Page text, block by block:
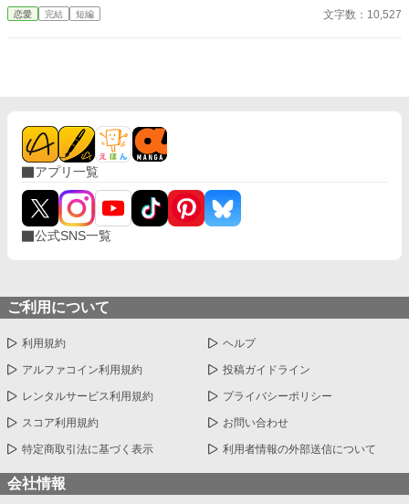
き込まれたメリアだったが、彼女は異母妹の幸せのために一肌脱
ぐことにした。
恋愛 完結 短編 文字数：10,527
アプリ一覧
公式SNS一覧
ご利用について
利用規約 ヘルプ
アルファコイン利用規約 投稿ガイドライン
レンタルサービス利用規約 プライバシーポリシー
スコア利用規約 お問い合わせ
特定商取引法に基づく表示 利用者情報の外部送信について
会社情報